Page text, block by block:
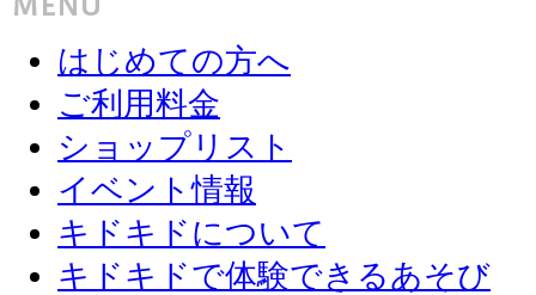
はじめての方へ
ご利用料金
ショップリスト
イベント情報
キドキドについて
キドキドで体験できるあそび